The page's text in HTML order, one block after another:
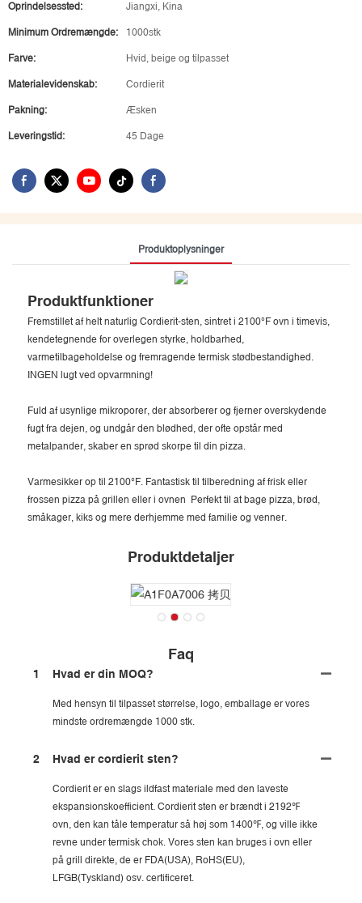
Oprindelsessted: Jiangxi, Kina
Minimum Ordremængde: 1000stk
Farve: Hvid, beige og tilpasset
Materialevidenskab: Cordierit
Pakning: Æsken
Leveringstid: 45 Dage
Produktoplysninger
Produktfunktioner
Fremstillet af helt naturlig Cordierit-sten, sintret i 2100°F ovn i timevis,
kendetegnende for overlegen styrke, holdbarhed,
varmetilbageholdelse og fremragende termisk stødbestandighed.
INGEN lugt ved opvarmning!
Fuld af usynlige mikroporer, der absorberer og fjerner overskydende
fugt fra dejen, og undgår den blødhed, der ofte opstår med
metalpander, skaber en sprød skorpe til din pizza.
Varmesikker op til 2100°F. Fantastisk til tilberedning af frisk eller
frossen pizza på grillen eller i ovnen Perfekt til at bage pizza, brød,
småkager, kiks og mere derhjemme med familie og venner.
Produktdetaljer
Faq
1 Hvad er din MOQ?
Med hensyn til tilpasset størrelse, logo, emballage er vores
mindste ordremængde 1000 stk.
2 Hvad er cordierit sten?
Cordierit er en slags ildfast materiale med den laveste
ekspansionskoefficient. Cordierit sten er brændt i 2192℉
ovn, den kan tåle temperatur så høj som 1400℉, og ville ikke
revne under termisk chok. Vores sten kan bruges i ovn eller
på grill direkte, de er FDA(USA), RoHS(EU),
LFGB(Tyskland) osv. certificeret.